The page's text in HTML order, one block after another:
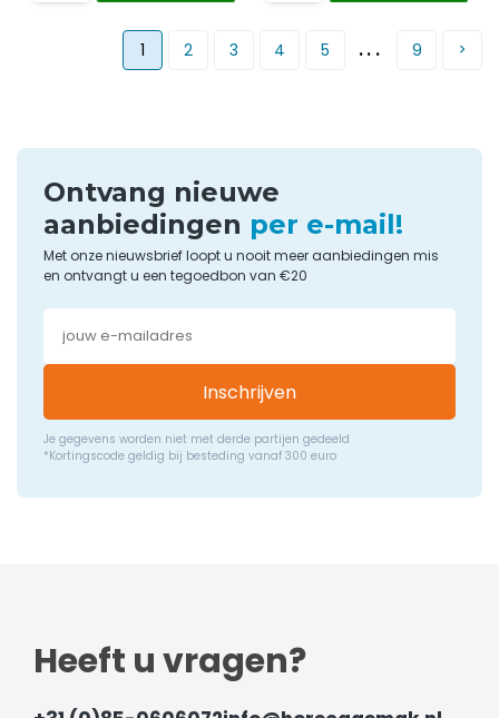
1 2 3 4 5 ... 9
Ontvang nieuwe
aanbiedingen per e-mail!
Met onze nieuwsbrief loopt u nooit meer aanbiedingen mis
en ontvangt u een tegoedbon van €20
Inschrijven
Je gegevens worden niet met derde partijen gedeeld
*Kortingscode geldig bij besteding vanaf 300 euro
Heeft u vragen?